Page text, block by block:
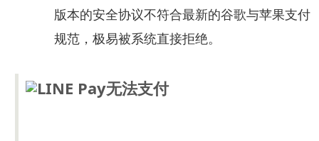
版本的安全协议不符合最新的谷歌与苹果支付
规范，极易被系统直接拒绝。